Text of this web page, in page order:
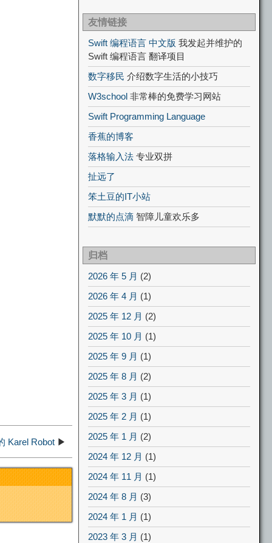
Karel Robot ▶
友情链接
Swift 编程语言 中文版 我发起并维护的
Swift 编程语言 翻译项目
数字移民 介绍数字生活的小技巧
W3school 非常棒的免费学习网站
Swift Programming Language
香蕉的博客
落格输入法 专业双拼
扯远了
笨土豆的IT小站
默默的点滴 智障儿童欢乐多
归档
2026 年 5 月 (2)
2026 年 4 月 (1)
2025 年 12 月 (2)
2025 年 10 月 (1)
2025 年 9 月 (1)
2025 年 8 月 (2)
2025 年 3 月 (1)
2025 年 2 月 (1)
2025 年 1 月 (2)
2024 年 12 月 (1)
2024 年 11 月 (1)
2024 年 8 月 (3)
2024 年 1 月 (1)
2023 年 3 月 (1)